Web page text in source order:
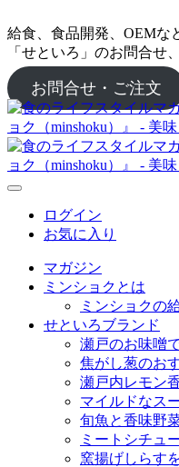
給食、食品開発、OEMな
「せといろ」のお問合せ
お問合せ・ご注文
ログイン
お気に入り
マガジン
ミンショクとは
ミンショクの
せといろブランド
瀬戸のお味噌
焦がし葱のお
瀬戸内レモン
マイルドなス
旬魚と香味野
ミートシチュ
窯揚げしらす